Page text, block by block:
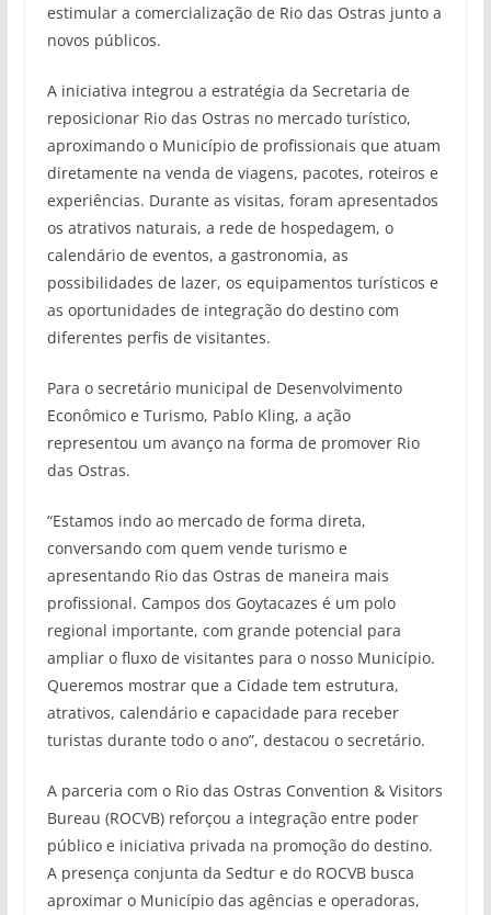
estimular a comercialização de Rio das Ostras junto a
novos públicos.
A iniciativa integrou a estratégia da Secretaria de
reposicionar Rio das Ostras no mercado turístico,
aproximando o Município de profissionais que atuam
diretamente na venda de viagens, pacotes, roteiros e
experiências. Durante as visitas, foram apresentados
os atrativos naturais, a rede de hospedagem, o
calendário de eventos, a gastronomia, as
possibilidades de lazer, os equipamentos turísticos e
as oportunidades de integração do destino com
diferentes perfis de visitantes.
Para o secretário municipal de Desenvolvimento
Econômico e Turismo, Pablo Kling, a ação
representou um avanço na forma de promover Rio
das Ostras.
“Estamos indo ao mercado de forma direta,
conversando com quem vende turismo e
apresentando Rio das Ostras de maneira mais
profissional. Campos dos Goytacazes é um polo
regional importante, com grande potencial para
ampliar o fluxo de visitantes para o nosso Município.
Queremos mostrar que a Cidade tem estrutura,
atrativos, calendário e capacidade para receber
turistas durante todo o ano”, destacou o secretário.
A parceria com o Rio das Ostras Convention & Visitors
Bureau (ROCVB) reforçou a integração entre poder
público e iniciativa privada na promoção do destino.
A presença conjunta da Sedtur e do ROCVB busca
aproximar o Município das agências e operadoras,